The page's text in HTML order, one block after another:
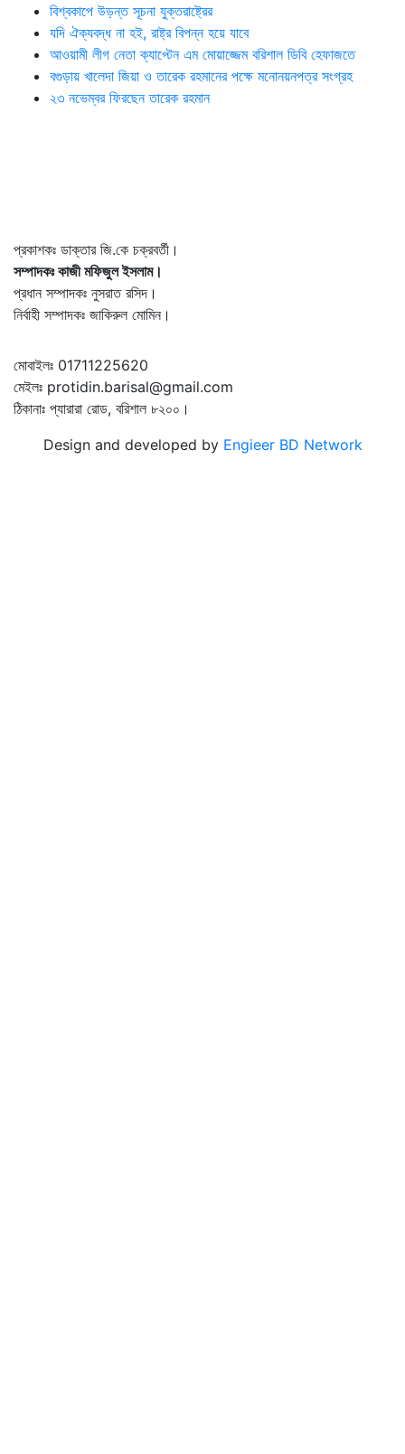
বিশ্বকাপে উড়ন্ত সূচনা যুক্তরাষ্ট্রের
যদি ঐক্যবদ্ধ না হই, রাষ্ট্র বিপন্ন হয়ে যাবে
আওয়ামী লীগ নেতা ক্যাপ্টেন এম মোয়াজ্জেম বরিশাল ডিবি হেফাজতে
বগুড়ায় খালেদা জিয়া ও তারেক রহমানের পক্ষে মনোনয়নপত্র সংগ্রহ
২৩ নভেম্বর ফিরছেন তারেক রহমান
প্রকাশকঃ ডাক্তার জি.কে চক্রবর্তী।
সম্পাদকঃ কাজী মফিজুল ইসলাম।
প্রধান সম্পাদকঃ নুসরাত রসিদ।
নির্বাহী সম্পাদকঃ জাকিরুল মোমিন।
মোবাইলঃ 01711225620
মেইলঃ protidin.barisal@gmail.com
ঠিকানাঃ প্যারারা রোড, বরিশাল ৮২০০।
Design and developed by Engieer BD Network